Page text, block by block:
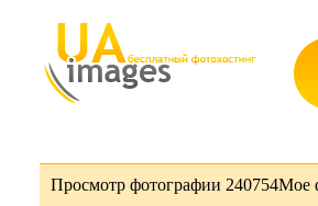
Просмотр фотографии 240754Мое